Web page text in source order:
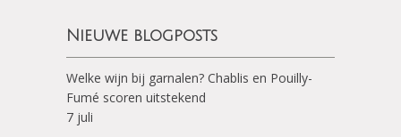
Nieuwe blogposts
Welke wijn bij garnalen? Chablis en Pouilly-
Fumé scoren uitstekend
7 juli